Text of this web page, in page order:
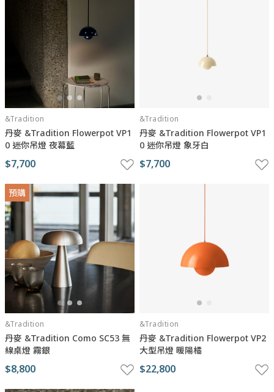
&Tradition
丹麥 &Tradition Flowerpot VP1
0 迷你吊燈 夜幕藍
$7,700
&Tradition
丹麥 &Tradition Flowerpot VP1
0 迷你吊燈 象牙白
$7,700
預購
&Tradition
丹麥 &Tradition Como SC53 無
線桌燈 霧銀
$8,800
&Tradition
丹麥 &Tradition Flowerpot VP2
大型吊燈 暖陽橘
$22,800